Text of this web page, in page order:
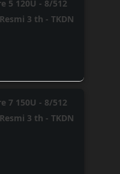
5 120U - 8/512
3 th - TKDN
7 150U - 8/512
3 th - TKDN